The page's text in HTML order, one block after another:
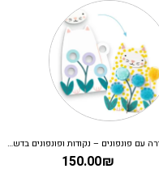
יצירה עם פונפונים – נקודות ופונפונים בדשא DJECO
150.00₪